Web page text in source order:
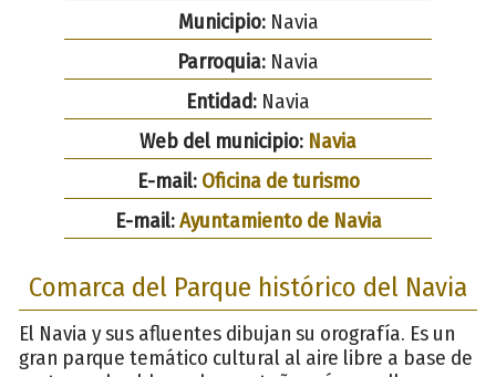
Municipio:Navia
Parroquia: Navia
Entidad: Navia
Web del municipio: Navia
E-mail: Oficina de turismo
E-mail:Ayuntamiento de Navia
Comarca del Parque histórico del Navia
El Navia y sus afluentes dibujan su orografía. Es un
gran parque temático cultural al aire libre a base de